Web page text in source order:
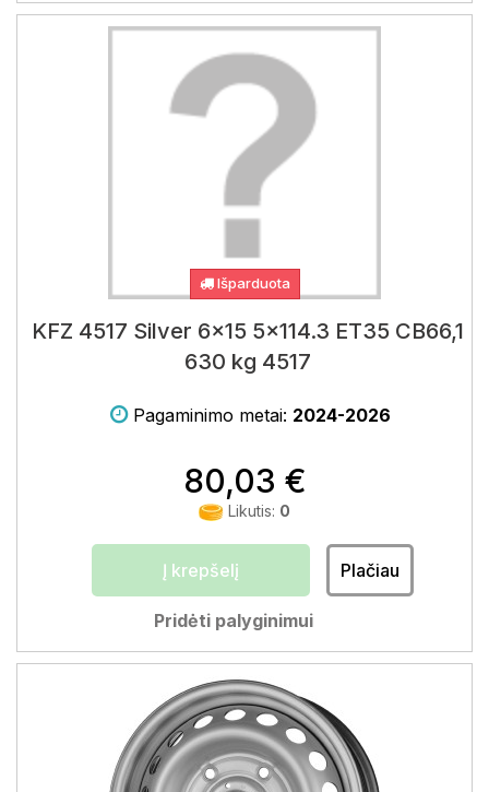
Išparduota
KFZ 4517 Silver 6x15 5x114.3 ET35 CB66,1
630 kg 4517
Pagaminimo metai: 2024-2026
80,03 €
Likutis: 0
Į krepšelį Plačiau
Pridėti palyginimui